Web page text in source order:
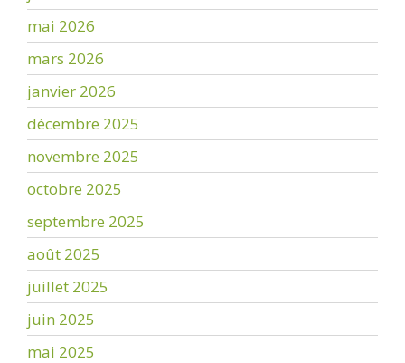
mai 2026
mars 2026
janvier 2026
décembre 2025
novembre 2025
octobre 2025
septembre 2025
août 2025
juillet 2025
juin 2025
mai 2025